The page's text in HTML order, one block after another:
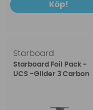
Köp!
Starboard
Starboard Foil Pack -
UCS -Glider 3 Carbon